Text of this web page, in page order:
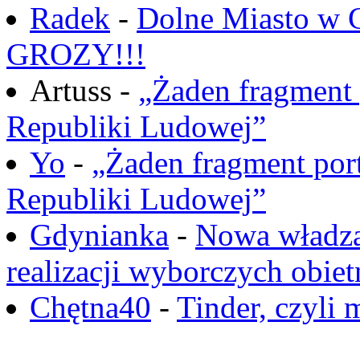
Radek - Dolne Miasto w
GROZY!!!
Artuss - „Żaden
Republiki Ludowej”
Yo - „Żaden fragment
Republiki Ludowej”
Gdynianka - Nowa
realizacji wyborczych
Chętna40 - Tinder, czyli